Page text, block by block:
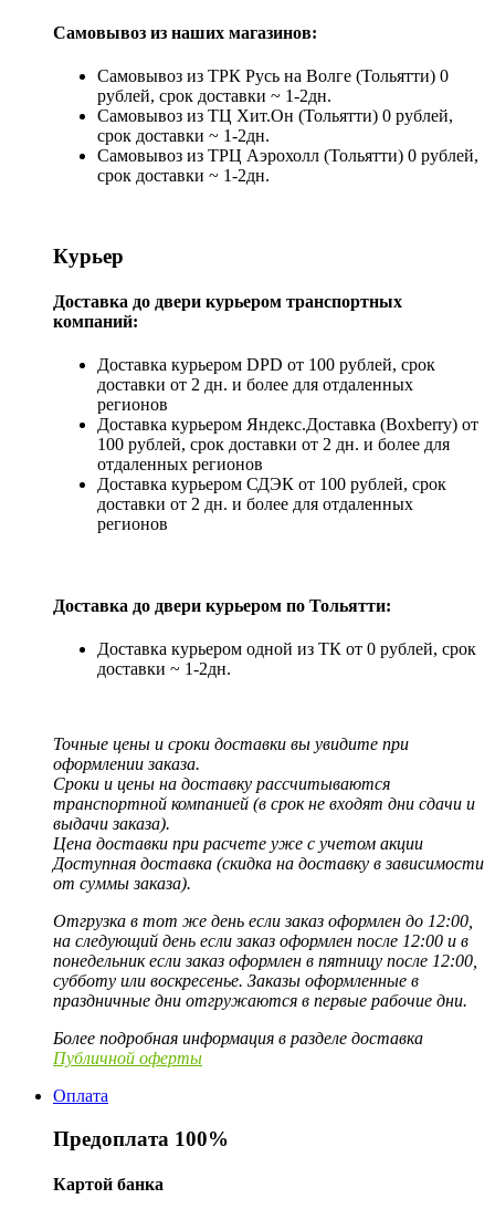
Самовывоз из наших магазинов:
Самовывоз из ТРК Русь на Волге (Тольятти) 0
рублей, срок доставки ~ 1-2дн.
Самовывоз из ТЦ Хит.Он (Тольятти) 0 рублей,
срок доставки ~ 1-2дн.
Самовывоз из ТРЦ Аэрохолл (Тольятти) 0 рублей,
срок доставки ~ 1-2дн.
Курьер
Доставка до двери курьером транспортных
компаний:
Доставка курьером DPD от 100 рублей, срок
доставки от 2 дн. и более для отдаленных
регионов
Доставка курьером Яндекс.Доставка (Boxberry) от
100 рублей, срок доставки от 2 дн. и более для
отдаленных регионов
Доставка курьером СДЭК от 100 рублей, срок
доставки от 2 дн. и более для отдаленных
регионов
Доставка до двери курьером по Тольятти:
Доставка курьером одной из ТК от 0 рублей, срок
доставки ~ 1-2дн.
Точные цены и сроки доставки вы увидите при
оформлении заказа.
Сроки и цены на доставку рассчитываются
транспортной компанией (в срок не входят дни сдачи и
выдачи заказа).
Цена доставки при расчете уже с учетом акции
Доступная доставка (скидка на доставку в зависимости
от суммы заказа).
Отгрузка в тот же день если заказ оформлен до 12:00,
на следующий день если заказ оформлен после 12:00 и в
понедельник если заказ оформлен в пятницу после 12:00,
субботу или воскресенье. Заказы оформленные в
праздничные дни отгружаются в первые рабочие дни.
Более подробная информация в разделе доставка
Публичной оферты
Оплата
Предоплата 100%
Картой банка